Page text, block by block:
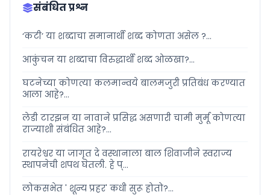
संबंधित प्रश्न
‘कटी’ या शब्दाचा समानार्थी शब्द कोणता असेल ?...
आकुंचन या शब्दाचा विरुद्धार्थी शब्द ओळखा?...
घटनेच्या कोणत्या कलमान्वये बालमजुरी प्रतिबंध करण्यात
आला आहे?...
लेडी टारझन या नावाने प्रसिद्ध असणारी चामी मुर्मू कोणत्या
राज्याशी संबंधित आहे?...
रायरेश्वर या जागृत दे वस्थानाला बाल शिवाजीने स्वराज्य
स्थापनेची शपथ घेतली. हे प्...
लोकसभेत ' शून्य प्रहर' कधी सुरू होतो?...